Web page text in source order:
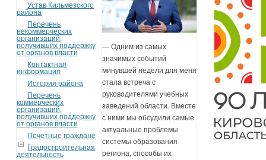
Устав Кильмезского
района
Перечень
некоммерческих
организаций,
получивших поддержку
от органов власти
Контактная
информация
История района
Перечень
коммерческих
организаций,
получивших поддержку
от органов власти
Почетные граждане
Градостроительная
деятельность
— Одним из самых
значимых событий
минувшей недели для меня
стала встреча с
руководителями учебных
заведений области. Вместе
с ними мы обсудили самые
актуальные проблемы
системы образования
региона, способы их